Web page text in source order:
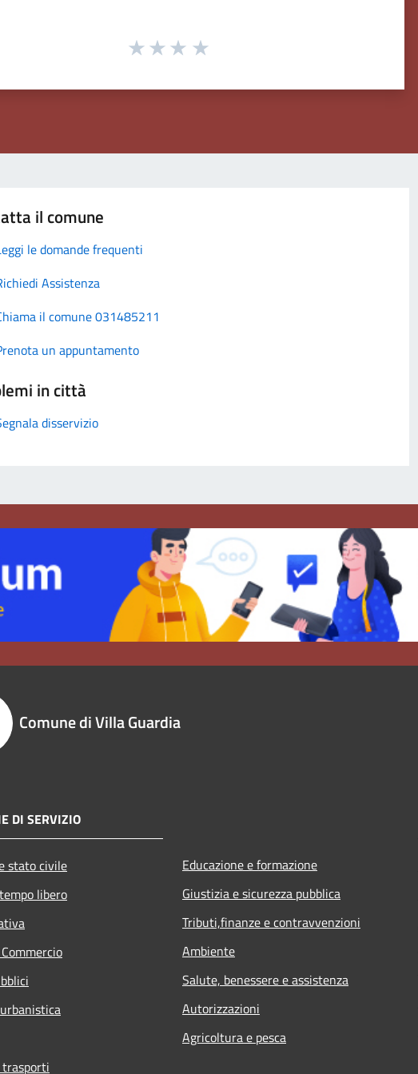
il comune
le domande frequenti
Assistenza
il comune 031485211
un appuntamento
in città
disservizio
Comune di Villa Guardia
DI SERVIZIO
stato civile
libero
Educazione e formazione
Giustizia e sicurezza pubblica
Tributi,finanze e contravvenzioni
Ambiente
Salute, benessere e assistenza
Autorizzazioni
Agricoltura e pesca